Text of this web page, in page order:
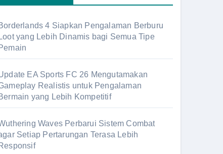
4 Siapkan Pengalaman Berburu
Loot yang Lebih Dinamis bagi Semua Tipe
EA Sports FC 26 Mengutamakan
Realistis untuk Pengalaman
yang Lebih Kompetitif
Waves Perbarui Sistem Combat
Setiap Pertarungan Terasa Lebih